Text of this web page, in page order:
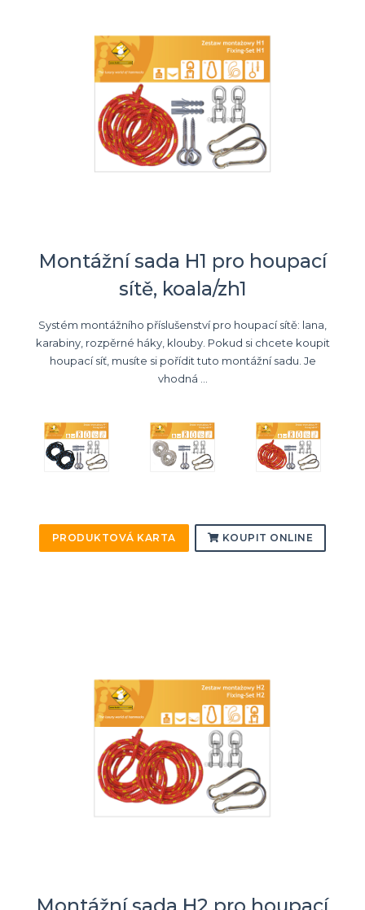
Montážní sada H1 pro houpací
sítě, koala/zh1
Systém montážního příslušenství pro houpací sítě: lana,
karabiny, rozpěrné háky, klouby. Pokud si chcete koupit
houpací síť, musíte si pořídit tuto montážní sadu. Je
vhodná ...
PRODUKTOVÁ KARTA KOUPIT ONLINE